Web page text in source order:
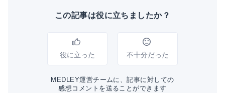
この記事は役に立ちましたか？
役に立った 不十分だった
MEDLEY運営チームに、記事に対しての
感想コメントを送ることができます